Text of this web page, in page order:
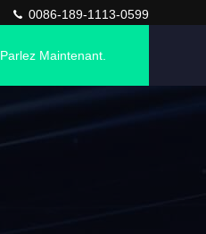
0086-189-1113-0599
Parlez Maintenant.